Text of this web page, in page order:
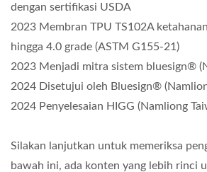
dengan sertifikasi USDA
2023 Membran TPU TS102A
hingga 4.0 grade (ASTM G155-21)
2023 Menjadi mitra sistem bluesign®
2024 Disetujui oleh Bluesign®
2024 Penyelesaian HIGG (Namliong
Silakan lanjutkan untuk memeriksa
bawah ini, ada konten yang lebih rinci